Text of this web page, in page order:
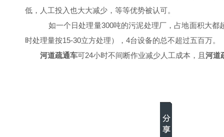
低，人工投入也大大减少，等等优势被认可。
如一个日处理量300吨的污泥处理厂，占地面积大都
时处理量按15-30立方处理），4台设备的总不超过五百万。
河道疏通车可24小时不间断作业减少人工成本，且 河道